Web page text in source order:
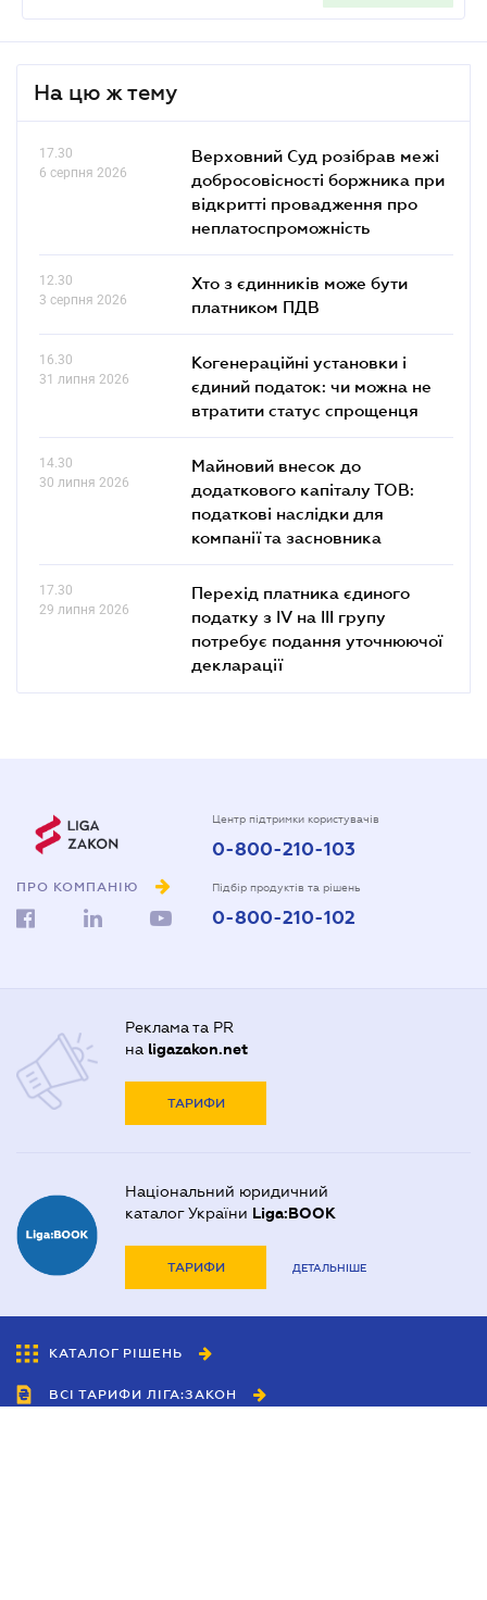
На цю ж тему
17.30
6 серпня 2026
Верховний Суд розібрав межі
добросовісності боржника при
відкритті провадження про
неплатоспроможність
12.30
3 серпня 2026
Хто з єдинників може бути
платником ПДВ
16.30
31 липня 2026
Когенераційні установки і
єдиний податок: чи можна не
втратити статус спрощенця
14.30
30 липня 2026
Майновий внесок до
додаткового капіталу ТОВ:
податкові наслідки для
компанії та засновника
17.30
29 липня 2026
Перехід платника єдиного
податку з IV на III групу
потребує подання уточнюючої
декларації
ПРО КОМПАНІЮ
Центр підтримки користувачів
0-800-210-103
Підбір продуктів та рішень
0-800-210-102
Реклама та PR
на ligazakon.net
ТАРИФИ
Національний юридичний
каталог України Liga:BOOK
ТАРИФИ ДЕТАЛЬНІШЕ
КАТАЛОГ РІШЕНЬ
ВСІ ТАРИФИ ЛІГА:ЗАКОН